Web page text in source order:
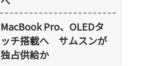
MacBook Pro、OLEDタ
ッチ搭載へ サムスンが
独占供給か